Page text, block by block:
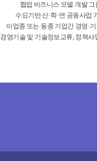
협업 비즈니스 모델 개발 그
수요기반 산·학·연 공동사업
이업종 또는 동종 기업간 경영·
경영기술 및 기술정보교류, 정책사